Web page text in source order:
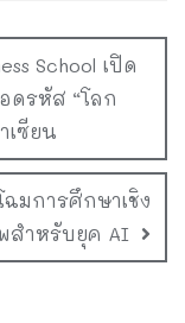
School เปิด
ดรหัส “โลก
เซียน
ฉมการศึกษาเชิง
สำหรับยุค AI